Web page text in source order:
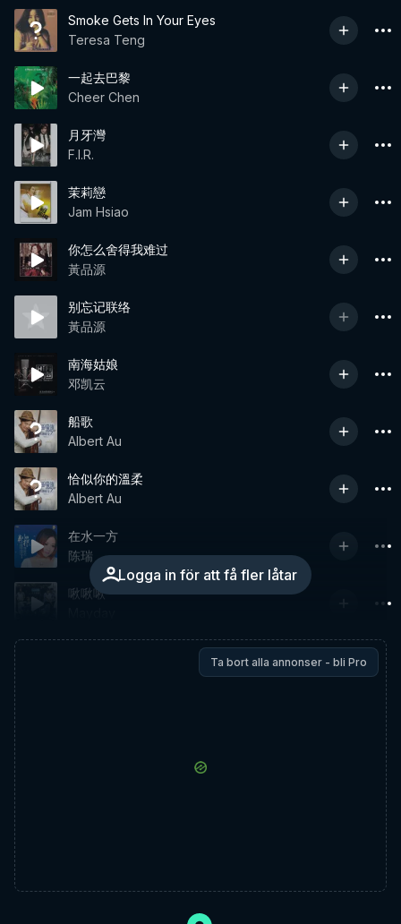
Smoke Gets In Your Eyes
Teresa Teng
一起去巴黎
Cheer Chen
月牙灣
F.I.R.
茉莉戀
Jam Hsiao
你怎么舍得我难过
黃品源
别忘记联络
黃品源
南海姑娘
邓凯云
船歌
Albert Au
恰似你的溫柔
Albert Au
Logga in för att få fler låtar
在水一方
陈瑞
啾啾啾
Ta bort alla annonser - bli Pro